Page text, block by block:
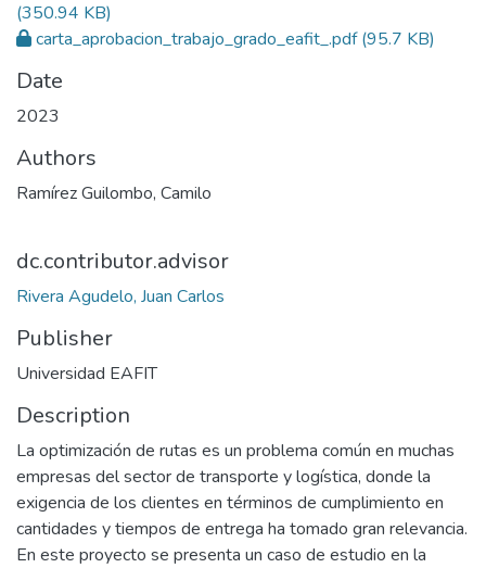
(350.94 KB)
carta_aprobacion_trabajo_grado_eafit_.pdf(95.7 KB)
Date
2023
Authors
Ramírez Guilombo, Camilo
dc.contributor.advisor
Rivera Agudelo, Juan Carlos
Publisher
Universidad EAFIT
Description
La optimización de rutas es un problema común en muchas
empresas del sector de transporte y logística, donde la
exigencia de los clientes en términos de cumplimiento en
cantidades y tiempos de entrega ha tomado gran relevancia.
En este proyecto se presenta un caso de estudio en la